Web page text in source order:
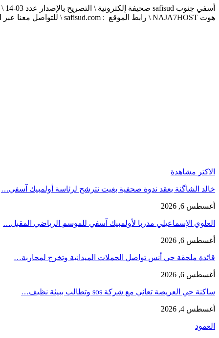
هوت NAJA7HOST \ رابط الموقع : safisud.com \ للتواصل معنا عبر الهاتف 0663881120 \ 0524657231 \ البريد الإلكتروني : safisud2014@gmail.com
الاكتر مشاهدة
خالد الشاگنة يعقد ندوة صحفية بغيت نترشح لرئاسة أولمبيك آسفي…
أغسطس 6, 2026
العلوي الإسماعيلي مدربا لأولمبيك آسفي للموسم الرياضي المقبل…
أغسطس 6, 2026
قائدة ملحقة حي أنس تواصل الحملات الميدانية وتخرج لمحاربة…
أغسطس 6, 2026
ساكنة حي العريصة تعاني مع شركة sos وتطالب ببيئة نظيف…
أغسطس 4, 2026
العمود